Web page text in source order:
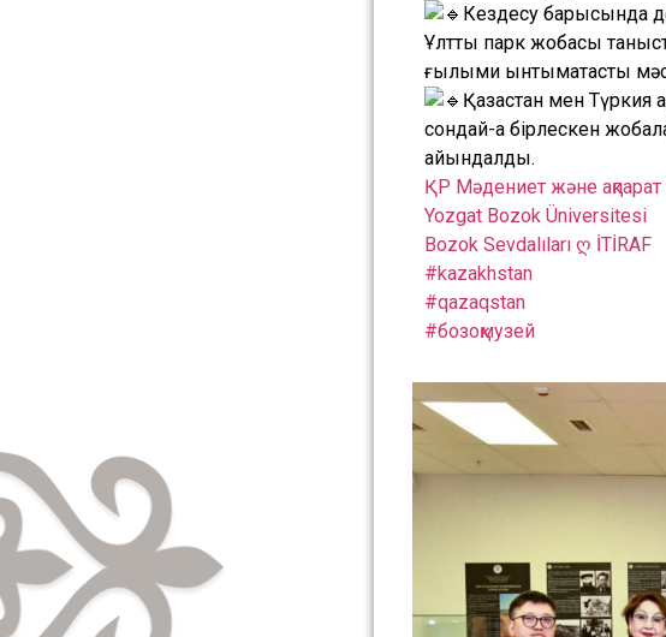
Кездесу барысында
Ұлттық парк жобасы
ғылыми ынтымақтастық
Қазақстан мен
сондай-ақ бірлескен
айқындалды.
ҚР Мәдениет және ақпарат
Yozgat Bozok Üniversitesi
Bozok Sevdalıları ღ İTİRAF
#kazakhstan
#qazaqstan
#бозоқмузей